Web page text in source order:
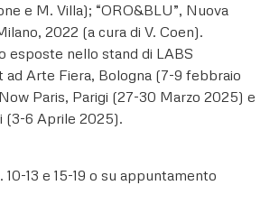
e M. Villa); “ORO&BLU”, Nuova
2022 (a cura di V. Coen).
esposte nello stand di LABS
Arte Fiera, Bologna (7-9 febbraio
Paris, Parigi (27-30 Marzo 2025) e
(3-6 Aprile 2025).
13 e 15-19 o su appuntamento